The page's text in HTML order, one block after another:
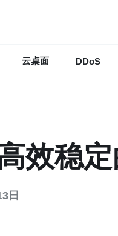
云桌面 DDoS
效稳
日